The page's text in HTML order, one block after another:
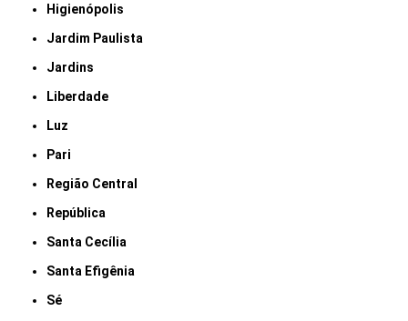
Higienópolis
Jardim Paulista
Jardins
Liberdade
Luz
Pari
Região Central
República
Santa Cecília
Santa Efigênia
Sé